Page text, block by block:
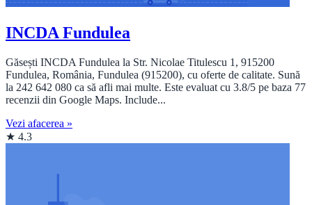
INCDA Fundulea
Găsești INCDA Fundulea la Str. Nicolae Titulescu 1, 915200
Fundulea, România, Fundulea (915200), cu oferte de calitate. Sună
la 242 642 080 ca să afli mai multe. Este evaluat cu 3.8/5 pe baza 77
recenzii din Google Maps. Include...
Vezi afacerea »
★ 4.3